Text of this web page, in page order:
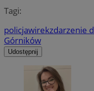
Tagi:
policjawirekzdarzenie
Górników
Udostępnij